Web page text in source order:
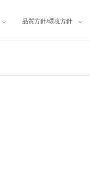
品質方針/環境方針